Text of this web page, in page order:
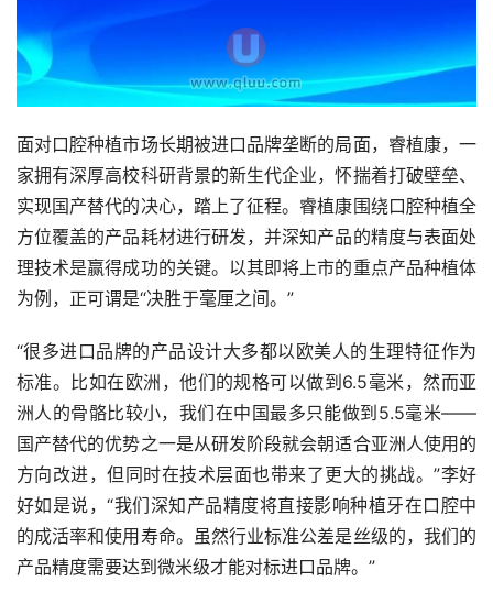
面对口腔种植市场长期被进口品牌垄断的局面，睿植康，一
家拥有深厚高校科研背景的新生代企业，怀揣着打破壁垒、
实现国产替代的决心，踏上了征程。睿植康围绕口腔种植全
方位覆盖的产品耗材进行研发，并深知产品的精度与表面处
理技术是赢得成功的关键。以其即将上市的重点产品种植体
为例，正可谓是“决胜于毫厘之间。”
“很多进口品牌的产品设计大多都以欧美人的生理特征作为
标准。比如在欧洲，他们的规格可以做到6.5毫米，然而亚
洲人的骨骼比较小，我们在中国最多只能做到5.5毫米——
国产替代的优势之一是从研发阶段就会朝适合亚洲人使用的
方向改进，但同时在技术层面也带来了更大的挑战。”李好
好如是说，“我们深知产品精度将直接影响种植牙在口腔中
的成活率和使用寿命。虽然行业标准公差是丝级的，我们的
产品精度需要达到微米级才能对标进口品牌。”